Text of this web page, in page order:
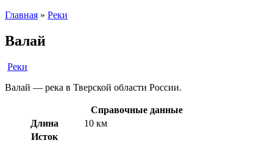
Главная » Реки
Валай
Реки
Валай — река в Тверской области России.
Справочные данные
Длина
10 км
Исток